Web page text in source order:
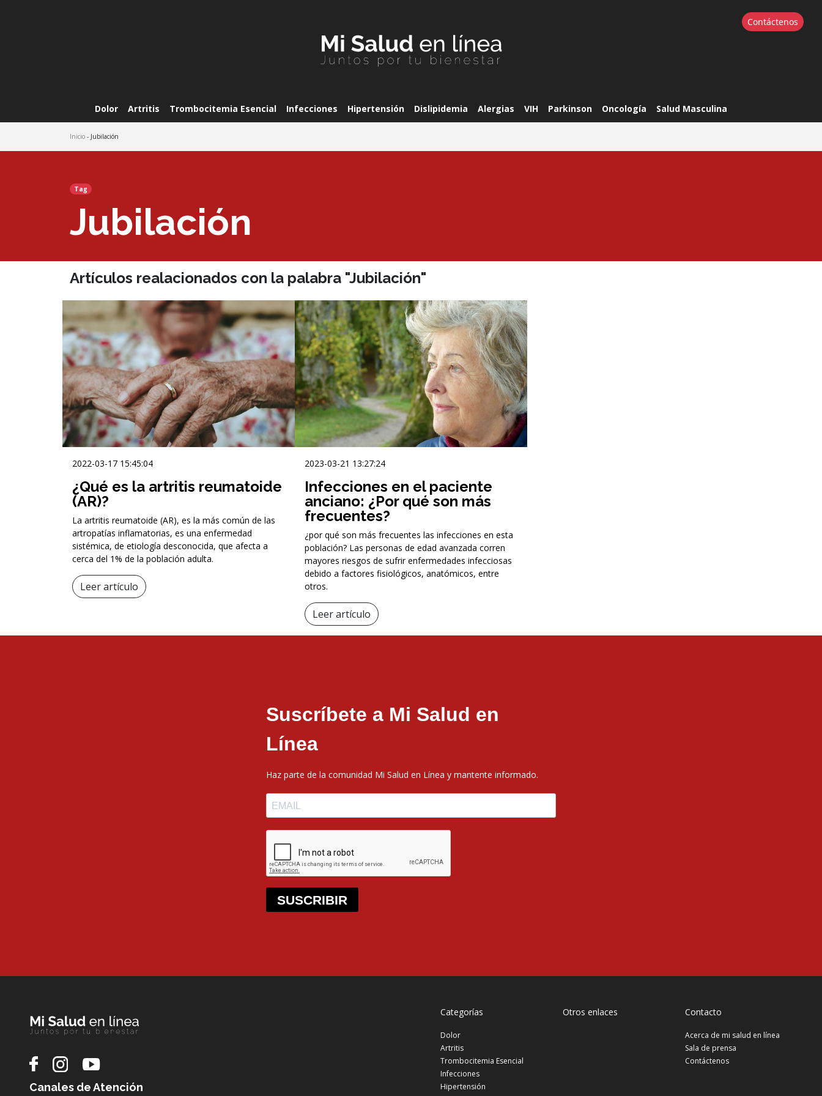
Contáctenos
Dolor Artritis Trombocitemia Esencial Infecciones Hipertensión Dislipidemia Alergias VIH Parkinson Oncología Salud Masculina
Inicio - Jubilación
Tag
Jubilación
Artículos realacionados con la palabra "Jubilación"
2022-03-17 15:45:04
¿Qué es la artritis reumatoide
(AR)?
La artritis reumatoide (AR), es la más común de las
artropatías inflamatorias, es una enfermedad
sistémica, de etiología desconocida, que afecta a
cerca del 1% de la población adulta.
Leer artículo
2023-03-21 13:27:24
Infecciones en el paciente
anciano: ¿Por qué son más
frecuentes?
¿por qué son más frecuentes las infecciones en esta
población? Las personas de edad avanzada corren
mayores riesgos de sufrir enfermedades infecciosas
debido a factores fisiológicos, anatómicos, entre
otros.
Leer artículo
Suscríbete a Mi Salud en
Línea
Haz parte de la comunidad Mi Salud en Línea y mantente informado.
SUSCRIBIR
Canales de Atención
Categorías
Dolor
Artritis
Trombocitemia Esencial
Infecciones
Hipertensión
Otros enlaces Contacto
Acerca de mi salud en línea
Sala de prensa
Contáctenos